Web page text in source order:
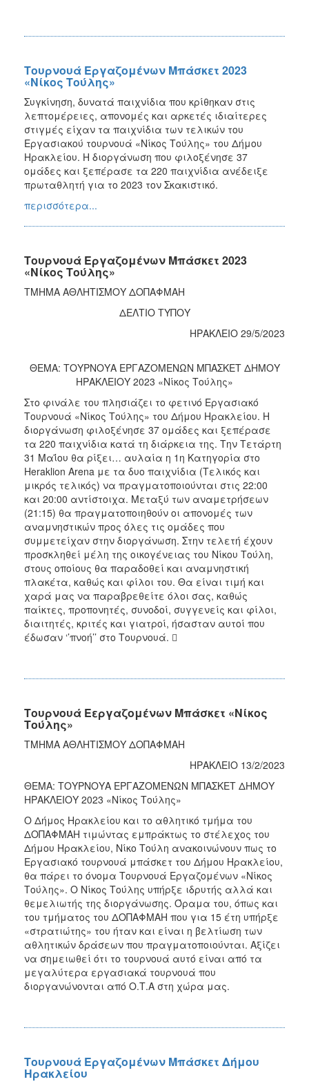
Τουρνουά Εργαζομένων Μπάσκετ 2023
«Νίκος Τούλης»
Συγκίνηση, δυνατά παιχνίδια που κρίθηκαν στις
λεπτομέρειες, απονομές και αρκετές ιδιαίτερες
στιγμές είχαν τα παιχνίδια των τελικών του
Εργασιακού τουρνουά «Νίκος Τούλης» του Δήμου
Ηρακλείου. Η διοργάνωση που φιλοξένησε 37
ομάδες και ξεπέρασε τα 220 παιχνίδια ανέδειξε
πρωταθλητή για το 2023 τον Σκακιστικό.
περισσότερα...
Τουρνουά Εργαζομένων Μπάσκετ 2023
«Νίκος Τούλης»
ΤΜΗΜΑ ΑΘΛΗΤΙΣΜΟΥ ΔΟΠΑΦΜΑΗ
ΔΕΛΤΙΟ ΤΥΠΟΥ
ΗΡΑΚΛΕΙΟ 29/5/2023
ΘΕΜΑ: ΤΟΥΡΝΟΥΑ ΕΡΓΑΖΟΜΕΝΩΝ ΜΠΑΣΚΕΤ ΔΗΜΟΥ
ΗΡΑΚΛΕΙΟΥ 2023 «Νίκος Τούλης»
Στο φινάλε του πλησιάζει το φετινό Εργασιακό
Τουρνουά «Νίκος Τούλης» του Δήμου Ηρακλείου. Η
διοργάνωση φιλοξένησε 37 ομάδες και ξεπέρασε
τα 220 παιχνίδια κατά τη διάρκεια της. Την Τετάρτη
31 Μαΐου θα ρίξει… αυλαία η 1η Κατηγορία στο
Heraklion Arena με τα δυο παιχνίδια (Τελικός και
μικρός τελικός) να πραγματοποιούνται στις 22:00
και 20:00 αντίστοιχα. Μεταξύ των αναμετρήσεων
(21:15) θα πραγματοποιηθούν οι απονομές των
αναμνηστικών προς όλες τις ομάδες που
συμμετείχαν στην διοργάνωση. Στην τελετή έχουν
προσκληθεί μέλη της οικογένειας του Νίκου Τούλη,
στους οποίους θα παραδοθεί και αναμνηστική
πλακέτα, καθώς και φίλοι του. Θα είναι τιμή και
χαρά μας να παραβρεθείτε όλοι σας, καθώς
παίκτες, προπονητές, συνοδοί, συγγενείς και φίλοι,
διαιτητές, κριτές και γιατροί, ήσασταν αυτοί που
έδωσαν ‘’πνοή’’ στο Τουρνουά. 
Τουρνουά Εεργαζομένων Μπάσκετ «Νίκος
Τούλης»
ΤΜΗΜΑ ΑΘΛΗΤΙΣΜΟΥ ΔΟΠΑΦΜΑΗ
ΗΡΑΚΛΕΙΟ 13/2/2023
ΘΕΜΑ: ΤΟΥΡΝΟΥΑ ΕΡΓΑΖΟΜΕΝΩΝ ΜΠΑΣΚΕΤ ΔΗΜΟΥ
ΗΡΑΚΛΕΙΟΥ 2023 «Νίκος Τούλης»
Ο Δήμος Ηρακλείου και το αθλητικό τμήμα του
ΔΟΠΑΦΜΑΗ τιμώντας εμπράκτως το στέλεχος του
Δήμου Ηρακλείου, Νίκο Τούλη ανακοινώνουν πως το
Εργασιακό τουρνουά μπάσκετ του Δήμου Ηρακλείου,
θα πάρει το όνομα Τουρνουά Εργαζομένων «Νίκος
Τούλης». Ο Νίκος Τούλης υπήρξε ιδρυτής αλλά και
θεμελιωτής της διοργάνωσης. Όραμα του, όπως και
του τμήματος του ΔΟΠΑΦΜΑΗ που για 15 έτη υπήρξε
«στρατιώτης» του ήταν και είναι η βελτίωση των
αθλητικών δράσεων που πραγματοποιούνται. Αξίζει
να σημειωθεί ότι το τουρνουά αυτό είναι από τα
μεγαλύτερα εργασιακά τουρνουά που
διοργανώνονται από Ο.Τ.Α στη χώρα μας.
Τουρνουά Εργαζομένων Μπάσκετ Δήμου
Ηρακλείου